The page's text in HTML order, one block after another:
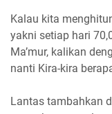
Kalau kita
yakni setiap hari
Ma’mur, kalikan
nanti Kira-kira
Lantas tambahkan